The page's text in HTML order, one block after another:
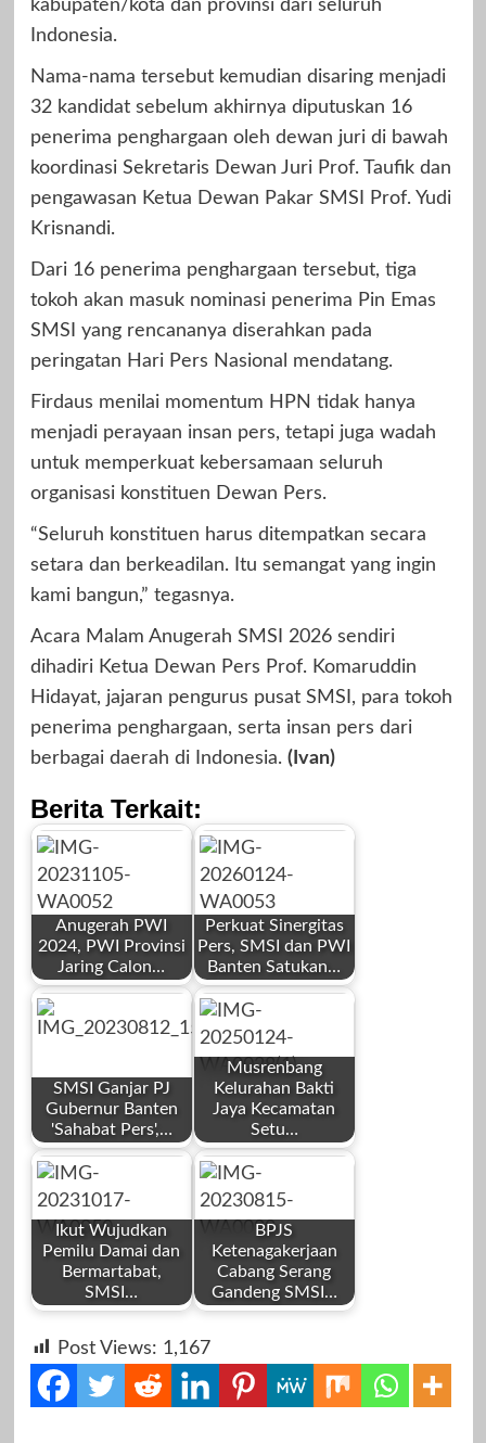
kabupaten/kota dan provinsi dari seluruh
Indonesia.
Nama-nama tersebut kemudian disaring menjadi
32 kandidat sebelum akhirnya diputuskan 16
penerima penghargaan oleh dewan juri di bawah
koordinasi Sekretaris Dewan Juri Prof. Taufik dan
pengawasan Ketua Dewan Pakar SMSI Prof. Yudi
Krisnandi.
Dari 16 penerima penghargaan tersebut, tiga
tokoh akan masuk nominasi penerima Pin Emas
SMSI yang rencananya diserahkan pada
peringatan Hari Pers Nasional mendatang.
Firdaus menilai momentum HPN tidak hanya
menjadi perayaan insan pers, tetapi juga wadah
untuk memperkuat kebersamaan seluruh
organisasi konstituen Dewan Pers.
“Seluruh konstituen harus ditempatkan secara
setara dan berkeadilan. Itu semangat yang ingin
kami bangun,” tegasnya.
Acara Malam Anugerah SMSI 2026 sendiri
dihadiri Ketua Dewan Pers Prof. Komaruddin
Hidayat, jajaran pengurus pusat SMSI, para tokoh
penerima penghargaan, serta insan pers dari
berbagai daerah di Indonesia. (Ivan)
Berita Terkait:
Anugerah PWI
2024, PWI Provinsi
Jaring Calon…
by
Redaksi
November 6,
2023
Perkuat Sinergitas
Pers, SMSI dan PWI
Banten Satukan…
by
Redaksi
Januari 24, 2026
SMSI Ganjar PJ
Gubernur Banten
'Sahabat Pers',…
by
Redaksi
Agustus 12, 2023
Musrenbang
Kelurahan Bakti
Jaya Kecamatan
Setu…
by
Redaksi
Januari 24, 2025
Ikut Wujudkan
Pemilu Damai dan
Bermartabat,
SMSI…
Redaksi
BPJS
Ketenagakerjaan
Cabang Serang
Gandeng SMSI…
Redaksi
Post Views: 1,167